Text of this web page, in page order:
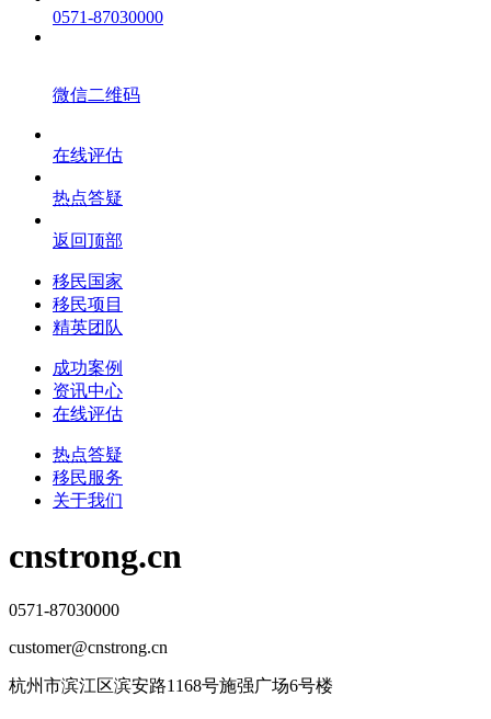
0571-87030000
微信二维码
在线评估
热点答疑
返回顶部
移民国家
移民项目
精英团队
成功案例
资讯中心
在线评估
热点答疑
移民服务
关于我们
cnstrong.cn
0571-87030000
customer@cnstrong.cn
杭州市滨江区滨安路1168号施强广场6号楼